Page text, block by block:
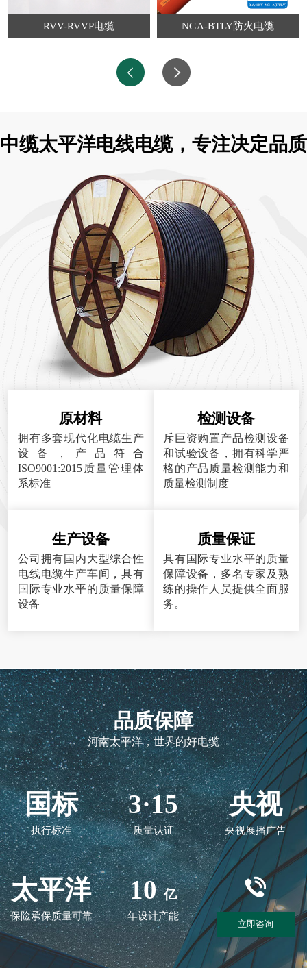
RVV-RVVP电缆 NGA-BTLY防火电缆
中缆太平洋电线电缆，专注决定品质
原材料
拥有多套现代化电缆生产
设备，产品符合
ISO9001:2015质量管理体
系标准
检测设备
斥巨资购置产品检测设备
和试验设备，拥有科学严
格的产品质量检测能力和
质量检测制度
生产设备
公司拥有国内大型综合性
电线电缆生产车间，具有
国际专业水平的质量保障
设备
质量保证
具有国际专业水平的质量
保障设备，多名专家及熟
练的操作人员提供全面服
务。
品质保障
河南太平洋，世界的好电缆
国标
执行标准
3·15
质量认证
央视
央视展播广告
太平洋
保险承保质量可靠
10 亿
年设计产能
立即咨询